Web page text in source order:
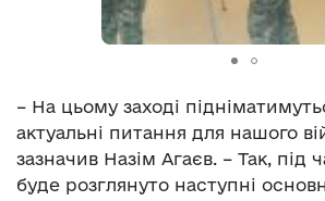
– На цьому заході
актуальні питання для нашого
зазначив Назім Агаєв. – Так, під
буде розглянуто наступні